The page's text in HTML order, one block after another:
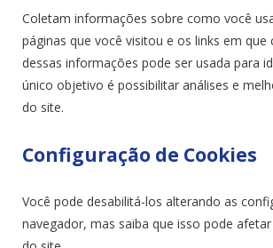
Coletam informações sobre como você
páginas que você visitou e os links em que
dessas informações pode ser usada para
único objetivo é possibilitar análises e
do site.
Configuração de Cookies
Você pode desabilitá-los alterando as
navegador, mas saiba que isso pode